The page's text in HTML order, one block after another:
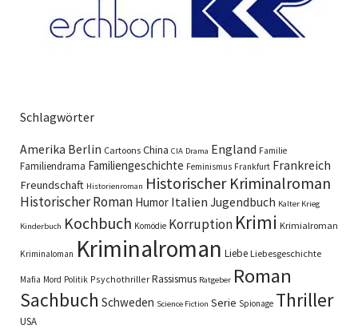
Schlagwörter
Amerika Berlin Cartoons China CIA Drama England Familie
Familiendrama Familiengeschichte Feminismus Frankfurt Frankreich
Freundschaft Historienroman Historischer Kriminalroman
Historischer Roman Humor Italien Jugendbuch Kalter Krieg
Kinderbuch Kochbuch Komödie Korruption Krimi Krimialroman
Kriminaloman Kriminalroman Liebe Liebesgeschichte
Mafia Mord Politik Psychothriller Rassismus Ratgeber Roman
Sachbuch Schweden Science Fiction Serie Spionage Thriller
USA